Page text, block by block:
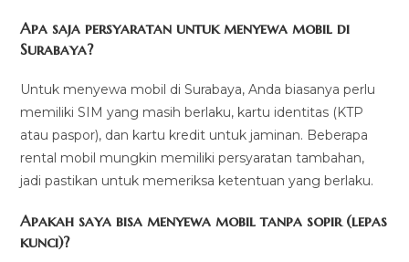
Apa saja persyaratan untuk menyewa mobil di
Surabaya?
Untuk menyewa mobil di Surabaya, Anda biasanya perlu
memiliki SIM yang masih berlaku, kartu identitas (KTP
atau paspor), dan kartu kredit untuk jaminan. Beberapa
rental mobil mungkin memiliki persyaratan tambahan,
jadi pastikan untuk memeriksa ketentuan yang berlaku.
Apakah saya bisa menyewa mobil tanpa sopir (lepas
kunci)?